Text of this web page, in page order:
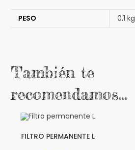
PESO 0,1 kg
También te
recomendamos…
FILTRO PERMANENTE L